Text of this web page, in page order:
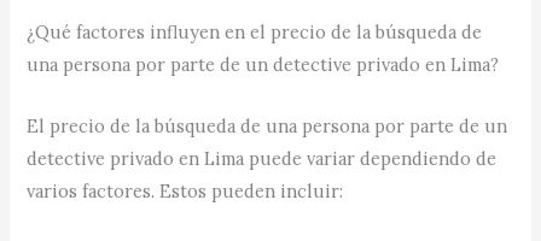
¿Qué factores influyen en el precio de la búsqueda de
una persona por parte de un detective privado en Lima?
El precio de la búsqueda de una persona por parte de un
detective privado en Lima puede variar dependiendo de
varios factores. Estos pueden incluir: